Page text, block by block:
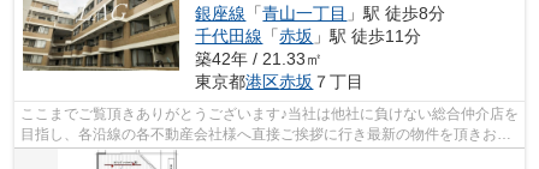
銀座線 「青山一丁目 」駅 徒歩8分
千代田線 「赤坂 」駅 徒歩11分
築42年 / 21.33㎡
東京都港区赤坂 ７丁目
ここまでご覧頂きありがとうございます♪当社は他社に負けない総合仲介店を
目指し、各沿線の各不動産会社様へ直接ご挨拶に行き最新の物件を頂きお客
様へ提供しております！最新の情報は...